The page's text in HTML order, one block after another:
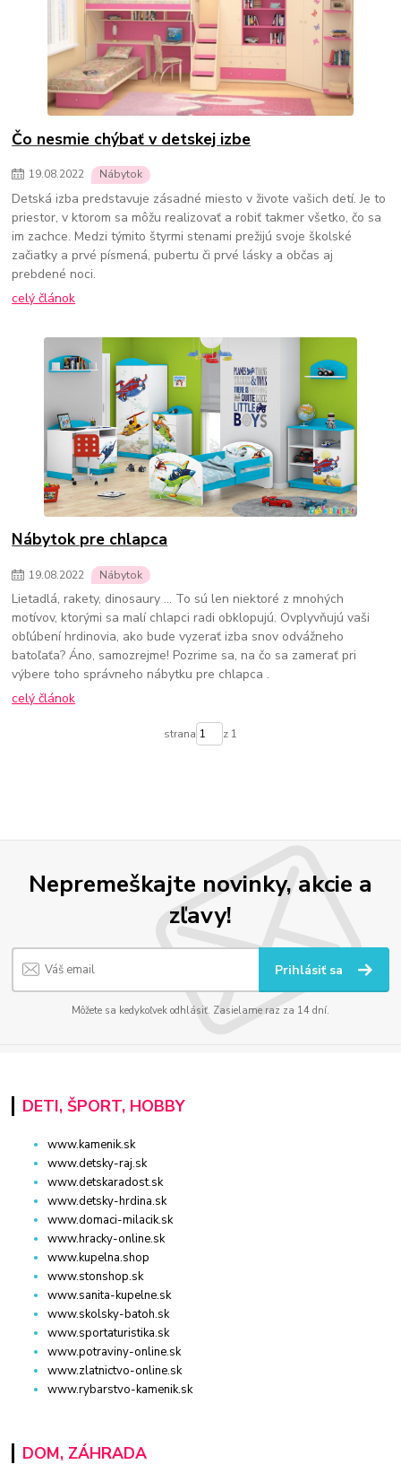
Čo nesmie chýbať v detskej izbe
19.08.2022 Nábytok
Detská izba predstavuje zásadné miesto v živote vašich detí. Je to
priestor, v ktorom sa môžu realizovať a robiť takmer všetko, čo sa
im zachce. Medzi týmito štyrmi stenami prežijú svoje školské
začiatky a prvé písmená, pubertu či prvé lásky a občas aj
prebdené noci.
celý článok
Nábytok pre chlapca
19.08.2022 Nábytok
Lietadlá, rakety, dinosaury ... To sú len niektoré z mnohých
motívov, ktorými sa malí chlapci radi obklopujú. Ovplyvňujú vaši
obľúbení hrdinovia, ako bude vyzerať izba snov odvážneho
batoľaťa? Áno, samozrejme! Pozrime sa, na čo sa zamerať pri
výbere toho správneho nábytku pre chlapca .
celý článok
strana z 1
Nepremeškajte novinky, akcie a
zľavy!
Prihlásiť sa
Môžete sa kedykoľvek odhlásiť. Zasielame raz za 14 dní.
DETI, ŠPORT, HOBBY
www.kamenik.sk
www.detsky-raj.sk
www.detskaradost.sk
www.detsky-hrdina.sk
www.domaci-milacik.sk
www.hracky-online.sk
www.kupelna.shop
www.stonshop.sk
www.sanita-kupelne.sk
www.skolsky-batoh.sk
www.sportaturistika.sk
www.potraviny-online.sk
www.zlatnictvo-online.sk
www.rybarstvo-kamenik.sk
DOM, ZÁHRADA